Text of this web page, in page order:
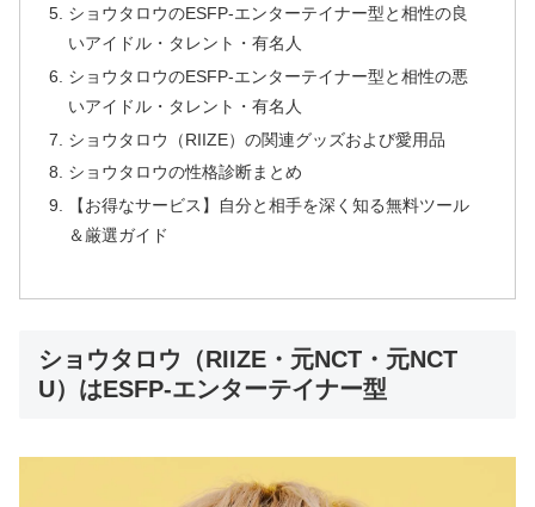
ショウタロウのESFP-エンターテイナー型と相性の良
いアイドル・タレント・有名人
ショウタロウのESFP-エンターテイナー型と相性の悪
いアイドル・タレント・有名人
ショウタロウ（RIIZE）の関連グッズおよび愛用品
ショウタロウの性格診断まとめ
【お得なサービス】自分と相手を深く知る無料ツール
＆厳選ガイド
ショウタロウ（RIIZE・元NCT・元NCT
U）はESFP-エンターテイナー型